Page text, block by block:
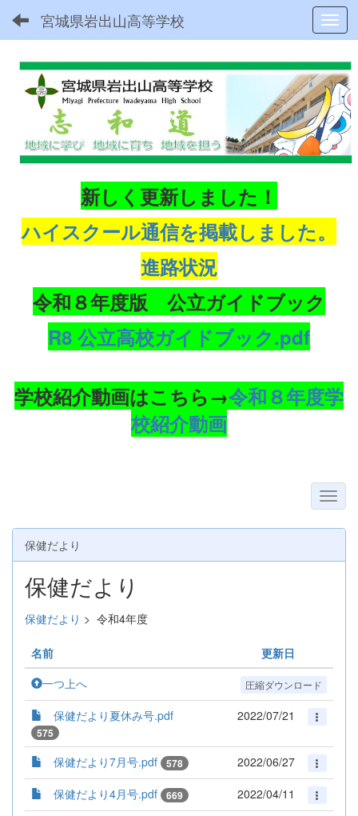
宮城県岩出山高等学校
新しく更新しました！
ハイスクール通信を掲載しました。
進路状況
令和８年度版 公立ガイドブック
R8 公立高校ガイドブック.pdf
学校紹介動画はこちら→令和８年度学
校紹介動画
保健だより
保健だより
保健だより > 令和4年度
名前
更新日
一つ上へ
圧縮ダウンロード
保健だより夏休み号.pdf
575
2022/07/21
保健だより7月号.pdf 578
2022/06/27
保健だより4月号.pdf
669
2022/04/11